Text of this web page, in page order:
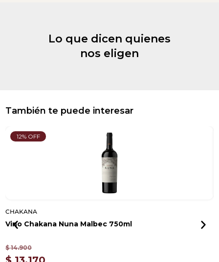
Lo que dicen quienes
nos eligen
También te puede interesar
12% OFF
CHAKANA
Vino Chakana Nuna Malbec 750ml
$14.900